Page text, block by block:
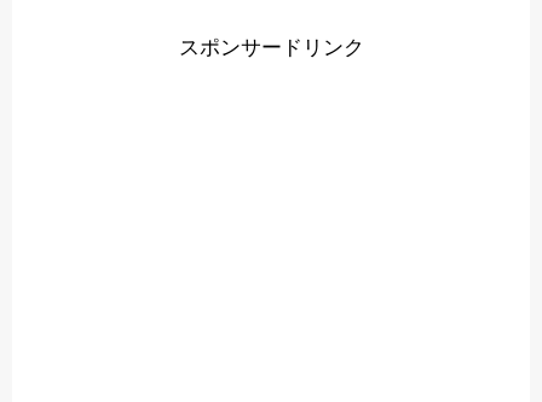
スポンサードリンク